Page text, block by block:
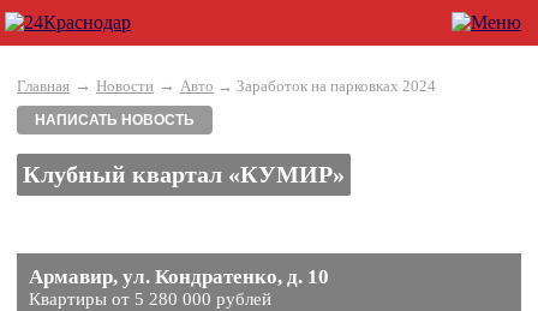
Главная → Новости → Авто → Заработок на парковках 2024
НАПИСАТЬ НОВОСТЬ
Клубный квартал «КУМИР»
Армавир, ул. Кондратенко, д. 10
Квартиры от 5 280 000 рублей